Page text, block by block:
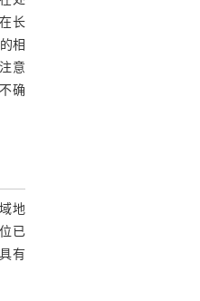
长
相
意
确
地
已
有